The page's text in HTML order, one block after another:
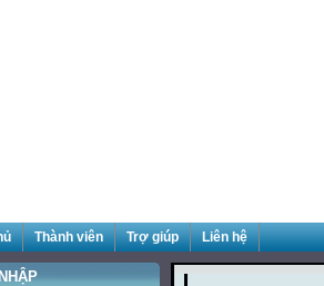
Thành viên Trợ giúp Liên hệ